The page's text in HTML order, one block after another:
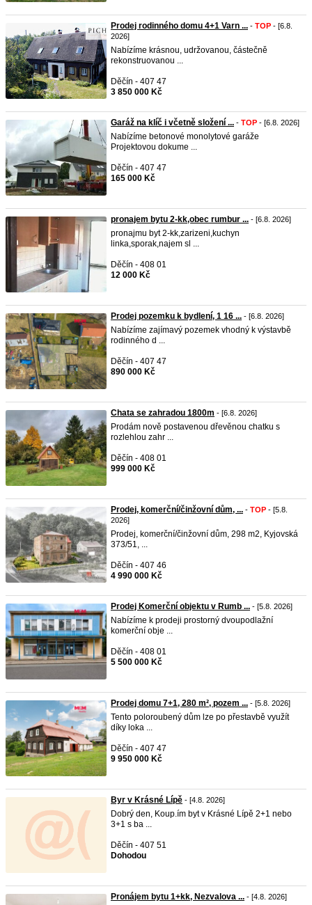
Prodej rodinného domu 4+1 Varn ... - TOP - [6.8.
2026]
Nabízíme krásnou, udržovanou, částečně
rekonstruovanou ...
Děčín - 407 47
3 850 000 Kč
Garáž na klíč i včetně složení ... - TOP - [6.8. 2026]
Nabízíme betonové monolytové garáže
Projektovou dokume ...
Děčín - 407 47
165 000 Kč
pronajem bytu 2-kk,obec rumbur ... - [6.8. 2026]
pronajmu byt 2-kk,zarizeni,kuchyn
linka,sporak,najem sl ...
Děčín - 408 01
12 000 Kč
Prodej pozemku k bydlení, 1 16 ... - [6.8. 2026]
Nabízíme zajímavý pozemek vhodný k výstavbě
rodinného d ...
Děčín - 407 47
890 000 Kč
Chata se zahradou 1800m - [6.8. 2026]
Prodám nově postavenou dřevěnou chatku s
rozlehlou zahr ...
Děčín - 408 01
999 000 Kč
Prodej, komerční/činžovní dům, ... - TOP - [5.8.
2026]
Prodej, komerční/činžovní dům, 298 m2, Kyjovská
373/51, ...
Děčín - 407 46
4 990 000 Kč
Prodej Komerční objektu v Rumb ... - [5.8. 2026]
Nabízíme k prodeji prostorný dvoupodlažní
komerční obje ...
Děčín - 408 01
5 500 000 Kč
Prodej domu 7+1, 280 m², pozem ... - [5.8. 2026]
Tento poloroubený dům lze po přestavbě využít
díky loka ...
Děčín - 407 47
9 950 000 Kč
Byr v Krásné Lípě - [4.8. 2026]
Dobrý den, Koup.ím byt v Krásné Lípě 2+1 nebo
3+1 s ba ...
Děčín - 407 51
Dohodou
Pronájem bytu 1+kk, Nezvalova ... - [4.8. 2026]